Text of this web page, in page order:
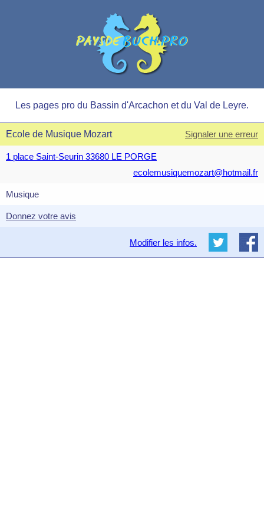
Les pages pro du Bassin d'Arcachon et du Val de Leyre.
Ecole de Musique Mozart Signaler une erreur
1 place Saint-Seurin 33680 LE PORGE
ecolemusiquemozart@hotmail.fr
Musique
Donnez votre avis
Modifier les infos.